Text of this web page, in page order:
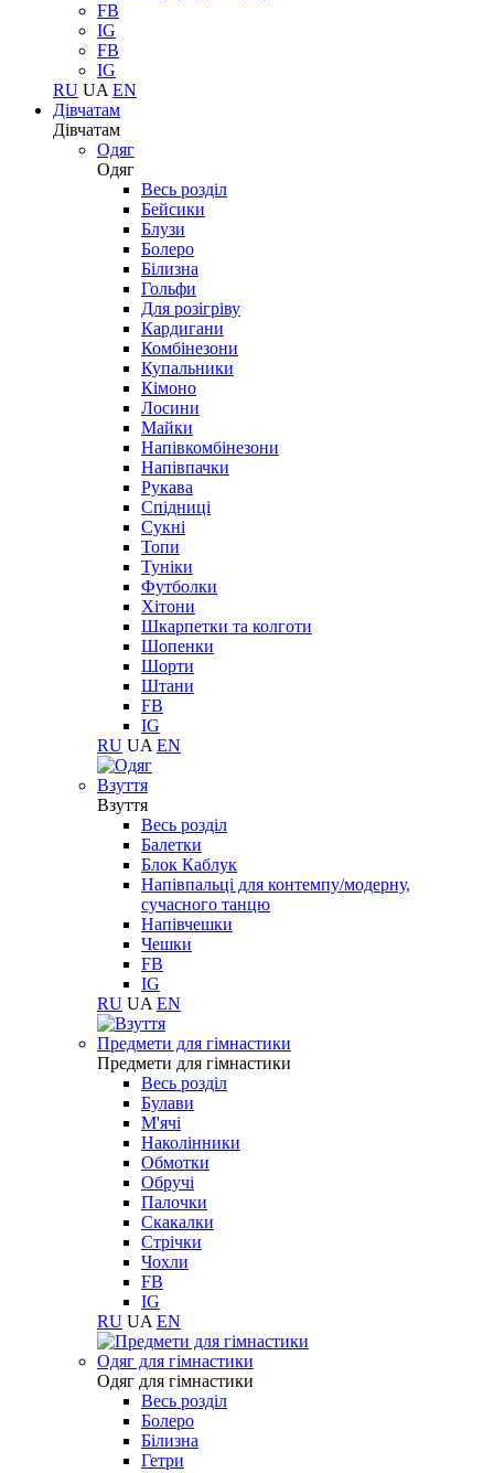
FB
IG
FB
IG
RU UA EN
Дівчатам
Дівчатам
Одяг
Одяг
Весь розділ
Бейсики
Блузи
Болеро
Білизна
Гольфи
Для розігріву
Кардигани
Комбінезони
Купальники
Кімоно
Лосини
Майки
Напівкомбінезони
Напівпачки
Рукава
Спідниці
Сукні
Топи
Туніки
Футболки
Хітони
Шкарпетки та колготи
Шопенки
Шорти
Штани
FB
IG
RU UA EN
Взуття
Взуття
Весь розділ
Балетки
Блок Каблук
Напівпальці для контемпу/модерну,
сучасного танцю
Напівчешки
Чешки
FB
IG
RU UA EN
Предмети для гімнастики
Предмети для гімнастики
Весь розділ
Булави
М'ячі
Наколінники
Обмотки
Обручі
Палочки
Скакалки
Стрічки
Чохли
FB
IG
RU UA EN
Одяг для гімнастики
Одяг для гімнастики
Весь розділ
Болеро
Білизна
Гетри